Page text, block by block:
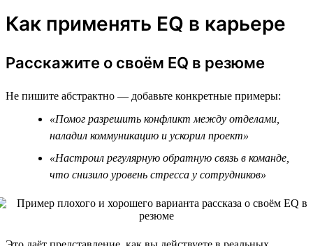
Как применять EQ в карьере
Расскажите о своём EQ в резюме
Не пишите абстрактно — добавьте конкретные примеры:
«Помог разрешить конфликт между отделами,
наладил коммуникацию и ускорил проект»
«Настроил регулярную обратную связь в команде,
что снизило уровень стресса у сотрудников»